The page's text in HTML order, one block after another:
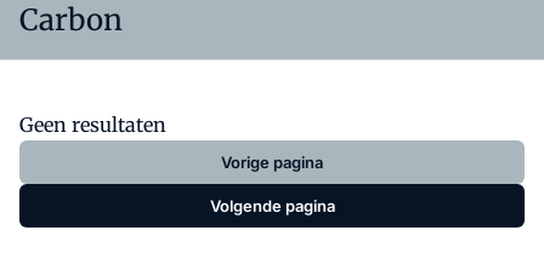
Carbon
Geen resultaten
Vorige pagina
Volgende pagina